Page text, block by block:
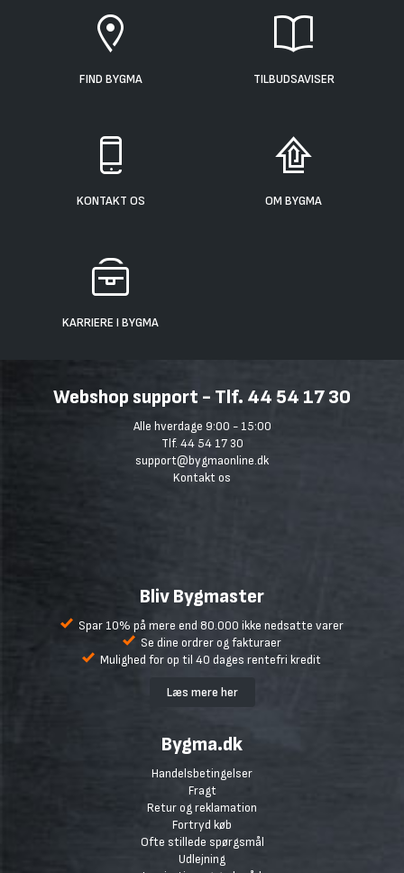
FIND BYGMA TILBUDSAVISER
KONTAKT OS OM BYGMA
KARRIERE I BYGMA
Webshop support - Tlf. 44 54 17 30
Alle hverdage 9:00 - 15:00
Tlf. 44 54 17 30
support@bygmaonline.dk
Kontakt os
Bliv Bygmaster
Spar 10% på mere end 80.000 ikke nedsatte varer
Se dine ordrer og fakturaer
Mulighed for op til 40 dages rentefri kredit
Læs mere her
Bygma.dk
Handelsbetingelser
Fragt
Retur og reklamation
Fortryd køb
Ofte stillede spørgsmål
Udlejning